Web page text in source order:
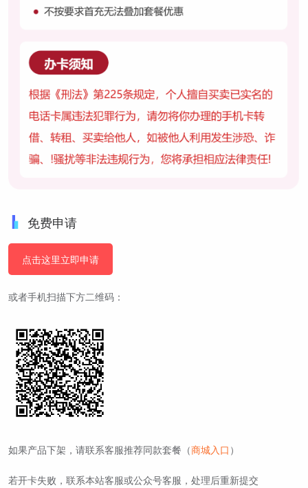
免费申请
点击这里立即申请
或者手机扫描下方二维码：
如果产品下架，请联系客服推荐同款套餐（商城入口 ）
若开卡失败，联系本站客服或公众号客服，处理后重新提交